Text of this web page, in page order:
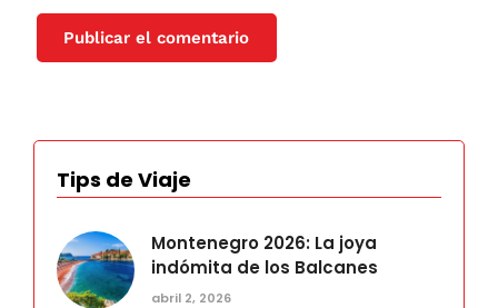
Tips de Viaje
Montenegro 2026: La joya
indómita de los Balcanes
abril 2, 2026